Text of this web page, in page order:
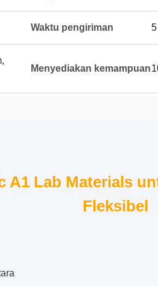
Waktu pengiriman
Menyediakan kemampuan
A1 Lab Materials
Fleksibel